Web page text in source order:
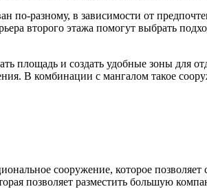
по-разному, в зависимости от
второго этажа помогут выбрать
площадь и создать удобные зоны для
В комбинации с мангалом такое
сооружение, которое
позволяет разместить большую